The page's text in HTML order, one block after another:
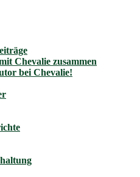
Chevalie zusammen
bei Chevalie!